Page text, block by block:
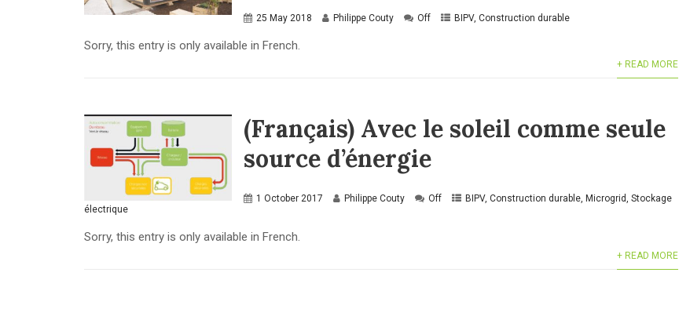
25 May 2018 Philippe Couty Off BIPV,Construction durable
Sorry, this entry is only available in French.
+ READ MORE
(Français) Avec le soleil comme seule
source d’énergie
1 October 2017 Philippe Couty Off BIPV,Construction durable, Microgrid,Stockage
électrique
Sorry, this entry is only available in French.
+ READ MORE